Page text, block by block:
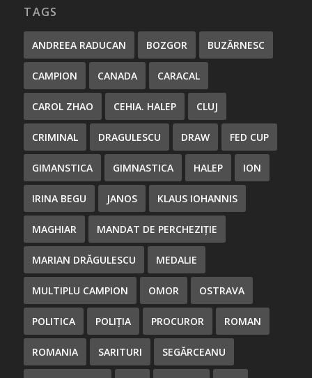
TAGS
ANDREEA RADUCAN BOZGOR BUZĂRNESC
CAMPION CANADA CARACAL
CAROL ZHAO CEHIA. HALEP CLUJ
CRIMINAL DRAGULESCU DRAW FED CUP
GIMANSTICA GIMNASTICA HALEP ION
IRINA BEGU JANOS KLAUS IOHANNIS
MAGHIAR MANDAT DE PERCHEZIȚIE
MARIAN DRĂGULESCU MEDALIE
MULTIPLU CAMPION OMOR OSTRAVA
POLITICA POLIȚIA PROCUROR ROMAN
ROMANIA SARITURI SEGĂRCEANU